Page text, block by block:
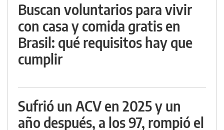
Buscan voluntarios para vivir
con casa y comida gratis en
Brasil: qué requisitos hay que
cumplir
Sufrió un ACV en 2025 y un
año después, a los 97, rompió el